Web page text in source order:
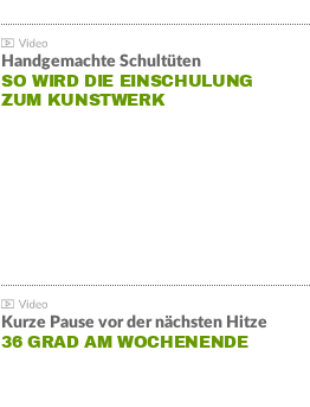
Handgemachte Schultüten
SO WIRD DIE EINSCHULUNG
ZUM KUNSTWERK
Kurze Pause vor der nächsten Hitze
36 GRAD AM WOCHENENDE